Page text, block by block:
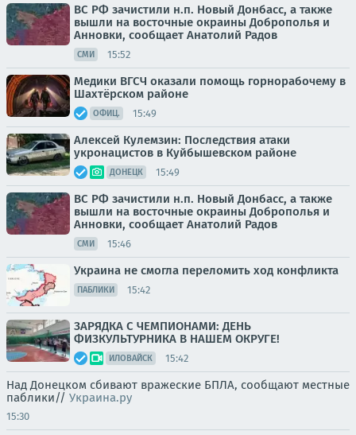
ВС РФ зачистили н.п. Новый Донбасс, а также
вышли на восточные окраины Доброполья и
Анновки, сообщает Анатолий Радов
СМИ 15:52
Медики ВГСЧ оказали помощь горнорабочему в
Шахтёрском районе
ОФИЦ. 15:49
Алексей Кулемзин: Последствия атаки
укронацистов в Куйбышевском районе
ДОНЕЦК 15:49
ВС РФ зачистили н.п. Новый Донбасс, а также
вышли на восточные окраины Доброполья и
Анновки, сообщает Анатолий Радов
СМИ 15:46
Украина не смогла переломить ход конфликта
ПАБЛИКИ 15:42
ЗАРЯДКА С ЧЕМПИОНАМИ: ДЕНЬ
ФИЗКУЛЬТУРНИКА В НАШЕМ ОКРУГЕ!
ИЛОВАЙСК 15:42
Над Донецком сбивают вражеские БПЛА, сообщают местные
паблики// Украина.ру
15:30